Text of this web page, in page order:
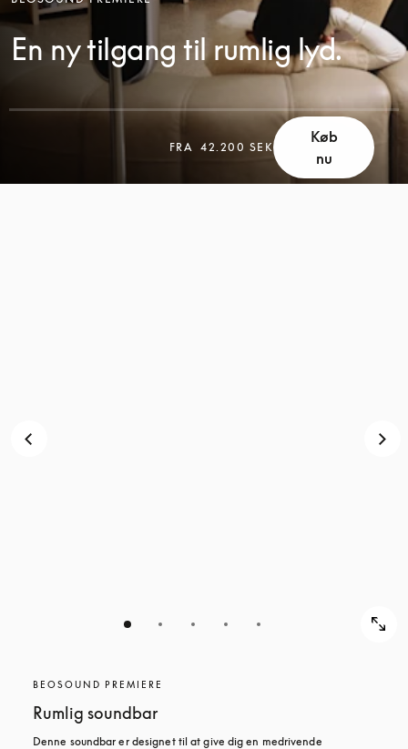
En ny tilgang til rumlig lyd.
FRA 42.200 SEK
Køb
nu
BEOSOUND PREMIERE
Rumlig soundbar
Denne soundbar er designet til at give dig en medrivende